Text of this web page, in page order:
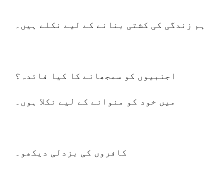
ہم زندگی کی کشتی بنانے کے لیے نکلے ہیں۔
اجنبیوں کو سمجھانے کا کیا فائدہ؟
میں خود کو منوانے کے لیے نکلا ہوں۔
کافروں کی بزدلی دیکھو۔